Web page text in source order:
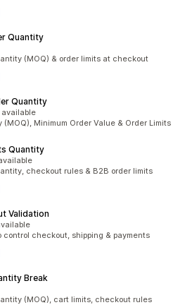
Quantity
(MOQ) & order limits at checkout
Quantity
available
Minimum Order Value & Order Limits
Quantity
checkout rules & B2B order limits
Validation
control checkout, shipping & payments
Break
(MOQ), cart limits, checkout rules